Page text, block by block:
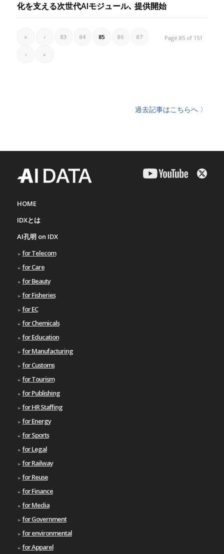
化を支える次世代AIモジュール､ 提供開始
Page 85 of 151
« ‹ 83 84 85 86 87
› »
過去記事はこちらへ 〉
HOME
IDXとは
AI孔明 on IDX
for Telecom
for Care
for Beauty
for Fisheries
for EC
for Chemicals
for Education
for Manufacturing
for Customs
for Tourism
for Publishing
for HR Staffing
for Energy
for Sports
for Legal
for Railway
for Reuse
for Finance
for Media
for Government
for environmental
for Apparel